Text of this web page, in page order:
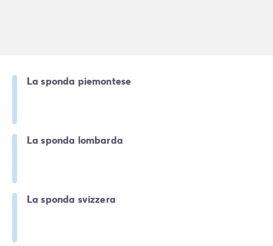
La sponda piemontese
La sponda lombarda
La sponda svizzera